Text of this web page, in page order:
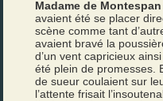
Madame de Montespan
avaient été se placer
scène comme tant
avaient bravé la
d’un vent capricieux
été plein de promesses.
de sueur coulaient sur
l’attente frisait